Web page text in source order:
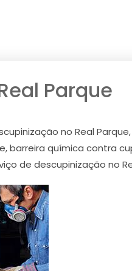
Parque
no Real
barreira química contra
de descupinização no